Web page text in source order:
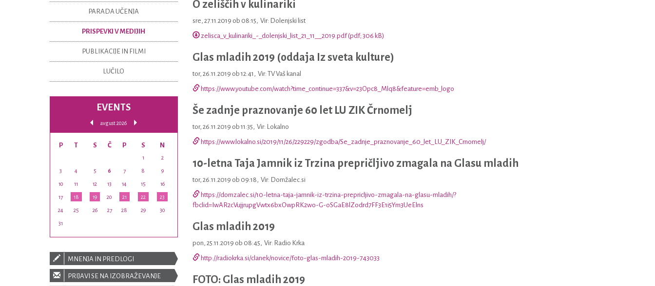
O zeliščih v kulinariki
sre, 27.11.2019 ob 08:15, Vir: Dolenjski list
zelisca_v_kulinariki_-_dolenjski_list_21_11__2019.pdf (pdf; 306 kB)
Glas mladih 2019 (oddaja Iz sveta kulture)
tor, 26.11.2019 ob 12:41 , Vir: TV Vaš kanal
https://www.youtube.com/watch?time_continue=337&v=23Opc8_Mlq8&feature=emb_logo
Še zadnje praznovanje 60 let LU ZIK Črnomelj
tor, 26.11.2019 ob 11:35, Vir: Lokalno
https://www.lokalno.si/2019/11/26/229229/zgodba/Se_zadnje_praznovanje_60_let_LU_ZIK_Crnomelj/
10-letna Taja Jamnik iz Trzina prepričljivo zmagala na Glasu mladih
tor, 26.11.2019 ob 09:18, Vir: Domžalec.si
https://domzalec.si/10-letna-taja-jamnik-iz-trzina-prepricljivo-zmagala-na-glasu-mladih/?
fbclid=IwAR2cVujjrupgVwtx6bxOwpRK2wo-G-oSGaE8lZodrd7FF3E1i5Ym3UeElns
Glas mladih 2019
pon, 25.11.2019 ob 08:45, Vir: Radio Krka
http://radiokrka.si/clanek/novice/foto-glas-mladih-2019-743033
FOTO: Glas mladih 2019
PARADA UČENJA
PRISPEVKI V MEDIJIH
PUBLIKACIJE IN FILMI
LUČILO
EVENTS
avgust 2026
P T S Č P S N
1 2
3 4 5 6 7 8 9
10 11 12 13 14 15 16
17 18 19 20 21 22 23
24 25 26 27 28 29 30
31
MNENJA IN PREDLOGI
PRIJAVI SE NA IZOBRAŽEVANJE